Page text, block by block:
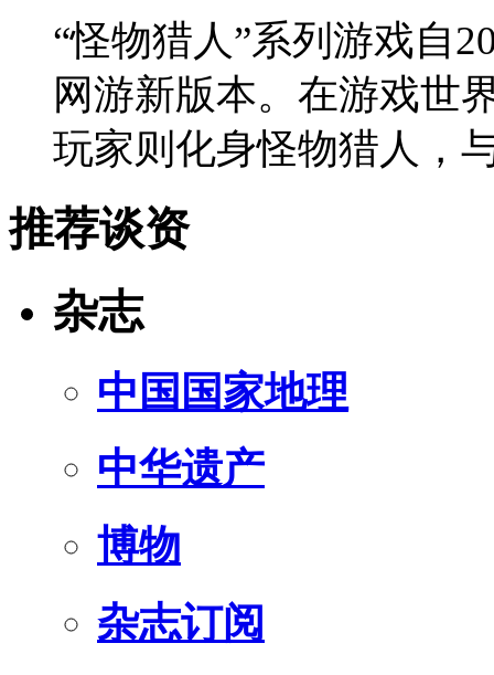
“怪物猎人”系列游戏自
网游新版本。在游戏世
玩家则化身怪物猎人
推荐谈资
杂志
中国国家地理
中华遗产
博物
杂志订阅